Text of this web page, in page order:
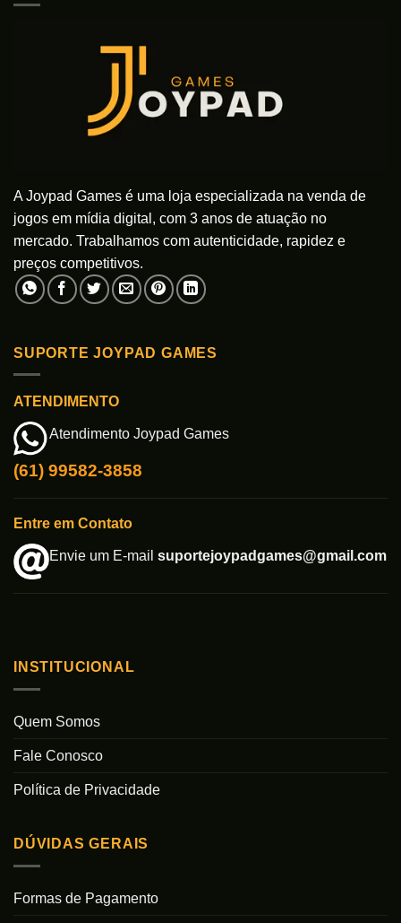
A Joypad Games é uma loja especializada na venda de
jogos em mídia digital, com 3 anos de atuação no
mercado. Trabalhamos com autenticidade, rapidez e
preços competitivos.
SUPORTE JOYPAD GAMES
ATENDIMENTO
Atendimento Joypad Games
(61) 99582-3858
Entre em Contato
Envie um E-mail suportejoypadgames@gmail.com
INSTITUCIONAL
Quem Somos
Fale Conosco
Política de Privacidade
DÚVIDAS GERAIS
Formas de Pagamento